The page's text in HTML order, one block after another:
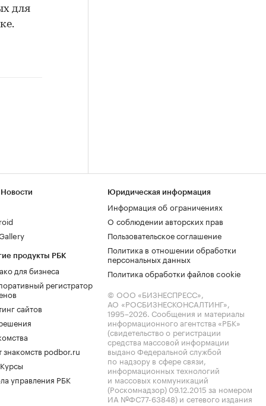
для
продукты РБК
для бизнеса
регистратор
сайтов
знакомств podbor.ru
управления РБК
Юридическая информация
Информация об ограничениях
О соблюдении авторских прав
Пользовательское соглашение
Политика в отношении обработки
персональных данных
Политика обработки файлов cookie
© ООО «БИЗНЕСПРЕСС»,
АО «РОСБИЗНЕСКОНСАЛТИНГ»,
1995–2026. Сообщения и материалы
информационного агентства «РБК»
(свидетельство о регистрации
средства массовой информации
выдано Федеральной службой
по надзору в сфере связи,
информационных технологий
и массовых коммуникаций
(Роскомнадзор) 09.12.2015 за номером
ИА №ФС77-63848) и сетевого издания